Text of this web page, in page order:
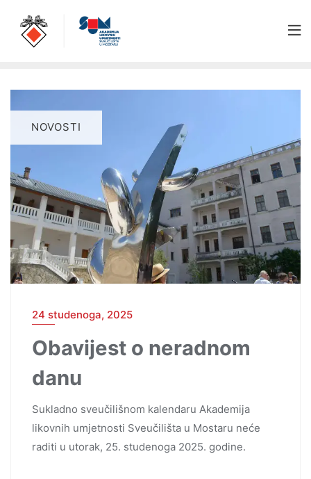
NOVOSTI
24 studenoga, 2025
Obavijest o neradnom
danu
Sukladno sveučilišnom kalendaru Akademija
likovnih umjetnosti Sveučilišta u Mostaru neće
raditi u utorak, 25. studenoga 2025. godine.